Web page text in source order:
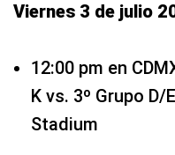
Viernes 3 de julio
12:00 pm en
K vs. 3º Grupo
Stadium